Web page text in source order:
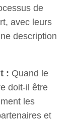
de
avec leurs
description
: Quand le
doit-il être
les
et